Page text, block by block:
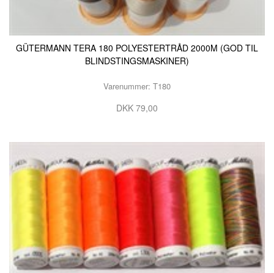
GÜTERMANN TERA 180 POLYESTERTRÅD 2000M (GOD TIL
BLINDSTINGSMASKINER)
Varenummer: T180
DKK 79,00